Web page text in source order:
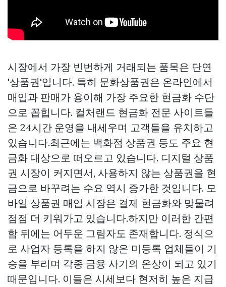
시장에서 가장 빈번하게 거래되는 품목은 단연
'상품권'입니다. 특히 문화상품권은 온라인에서
매입과 판매가 용이해 가장 주요한 현금화 수단
으로 꼽힙니다. 컬처랜드 현금화 전문 사이트들
은 24시간 운영을 내세우며 고객들을 유치하고
있습니다.최근에는 백화점 상품권 등도 주요 현
금화 대상으로 떠오르고 있습니다. 디지털 상품
권 시장이 커지면서, 사용하지 않는 상품권을 현
금으로 바꾸려는 수요 역시 증가한 것입니다. 모
바일 상품권 매입 시장은 결제 현금화와 맞물려
점점 더 키워가고 있습니다.하지만 이러한 간편
함 뒤에는 어두운 그림자도 존재합니다. 정식으
로 사업자 등록을 하지 않은 미등록 업체들이 기
승을 부리며 각종 금융 사기의 온상이 되고 있기
때문입니다. 이들은 시세보다 현저히 높은 지급